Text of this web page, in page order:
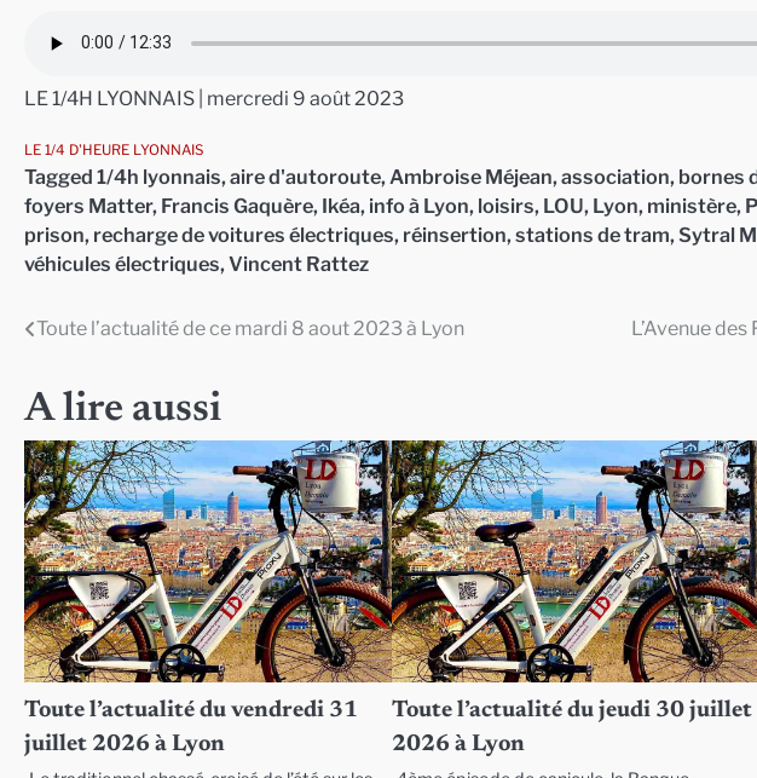
LE 1/4H LYONNAIS | mercredi 9 août 2023
LE 1/4 D'HEURE LYONNAIS
Tagged 1/4h lyonnais, aire d'autoroute, Ambroise Méjean, association, bornes
foyers Matter, Francis Gaquère, Ikéa, info à Lyon, loisirs, LOU, Lyon, ministère,
prison, recharge de voitures électriques, réinsertion, stations de tram, Sytral
véhicules électriques, Vincent Rattez
Navigation
l’article
Toute l’actualité de ce mardi 8 aout 2023 à Lyon L’Avenue
A lire aussi
Toute l’actualité du vendredi 31
juillet 2026 à Lyon
Toute l’actualité du jeudi 30 juillet
2026 à Lyon